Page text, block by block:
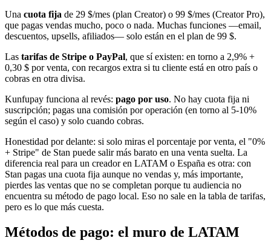
Una cuota fija de 29 $/mes (plan Creator) o 99 $/mes (Creator Pro),
que pagas vendas mucho, poco o nada. Muchas funciones —email,
descuentos, upsells, afiliados— solo están en el plan de 99 $.
Las tarifas de Stripe o PayPal, que sí existen: en torno a 2,9% +
0,30 $ por venta, con recargos extra si tu cliente está en otro país o
cobras en otra divisa.
Kunfupay funciona al revés: pago por uso. No hay cuota fija ni
suscripción; pagas una comisión por operación (en torno al 5-10%
según el caso) y solo cuando cobras.
Honestidad por delante: si solo miras el porcentaje por venta, el "0%
+ Stripe" de Stan puede salir más barato en una venta suelta. La
diferencia real para un creador en LATAM o España es otra: con
Stan pagas una cuota fija aunque no vendas y, más importante,
pierdes las ventas que no se completan porque tu audiencia no
encuentra su método de pago local. Eso no sale en la tabla de tarifas,
pero es lo que más cuesta.
Métodos de pago: el muro de LATAM